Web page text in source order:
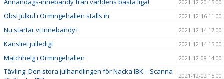
Annandags-innebandy från världens bästa liga! 2021-12-20 15:00
Obs! Julkul i Ormingehallen ställs in 2021-12-16 11:00
Nu startar vi Innebandy+ 2021-12-14 17:00
Kansliet julledigt 2021-12-14 15:00
Matchhelg i Ormingehallen 2021-12-08 14:00
Tävling: Den stora julhandlingen för Nacka IBK – Scanna
2021-12-02 15:00